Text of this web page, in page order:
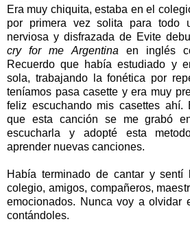
Era muy chiquita, estaba en el
por primera vez solita para todo
nerviosa y disfrazada de Evite
cry for me Argentina en inglés
Recuerdo que había estudiado y
sola, trabajando la fonética por
teníamos pasa casette y era muy
feliz escuchando mis casettes ahí.
que esta canción se me grabó
escucharla y adopté esta
aprender nuevas canciones.
Había terminado de cantar y
colegio, amigos, compañeros,
emocionados. Nunca voy a olvidar
contándoles.